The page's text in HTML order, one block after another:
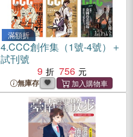
滿額折
4.CCC創作集（1號-4號）＋
試刊號
9
756
無庫存